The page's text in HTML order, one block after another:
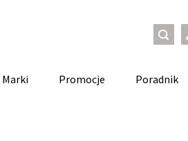
Marki Promocje Poradnik